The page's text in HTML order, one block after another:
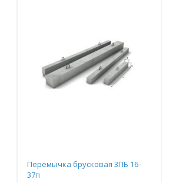
Перемычка брусковая 3ПБ 16-
37п